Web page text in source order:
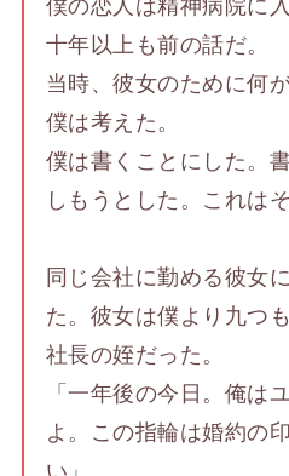
僕の恋人は精神病院に
十年以上も前の話だ。
当時、彼女のために何
僕は考えた。
僕は書くことにした。
しもうとした。これは
同じ会社に勤める彼女
た。彼女は僕より九つ
社長の姪だった。
「一年後の今日。俺は
よ。この指輪は婚約の
い」